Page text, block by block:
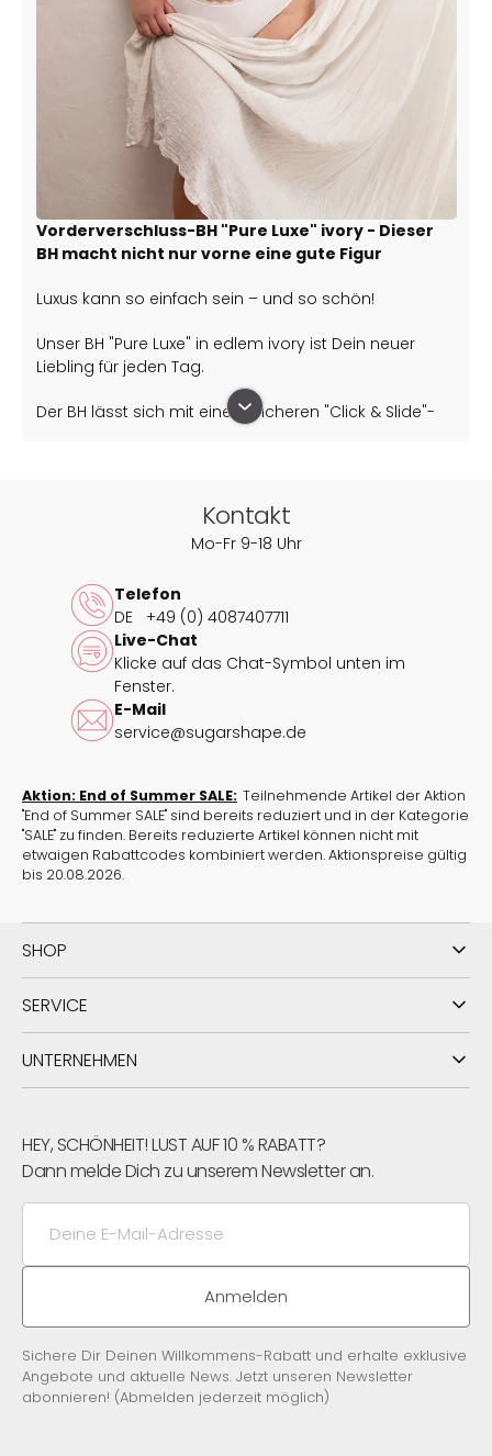
Vorderverschluss-BH "Pure Luxe" ivory - Dieser
BH macht nicht nur vorne eine gute Figur
Luxus kann so einfach sein – und so schön!
Unser BH "Pure Luxe" in edlem ivory ist Dein neuer
Liebling für jeden Tag.
Der BH lässt sich mit einem sicheren "Click & Slide"-
So kannst Du ihn einfach An- und Ausziehen und
auch noch mit Deinem schönen Rücken entzücken.
mit körperlichen Einschränkungen besonders
praktisch.
Vorne besteht der BH aus einem glatten Cup und
lässt sich daher perfekt unter T-Shirts tragen. Die
goldenen Details sind besondere Highlights.
High-Panty Cozy Basic Ivory
High-Waist-Panty Cozy Basic Ivory
High-Waist-Panty Pure Basic Ivory
Panty Basic Ivory
Stöbere durch passende
Nutze unserenGrößenrechner, um Deine richtige
Größe zu ermitteln.
Kontakt
Mo-Fr 9-18 Uhr
Telefon
DE
+49 (0) 4087407711
Live-Chat
Klicke auf das Chat-Symbol unten im
Fenster.
E-Mail
service@sugarshape.de
Aktion: End of Summer SALE: Teilnehmende Artikel der Aktion
"End of Summer SALE" sind bereits reduziert und in der Kategorie
"SALE" zu finden. Bereits reduzierte Artikel können nicht mit
etwaigen Rabattcodes kombiniert werden. Aktionspreise gültig
bis 20.08.2026.
SHOP
SERVICE
UNTERNEHMEN
HEY, SCHÖNHEIT! LUST AUF 10 % RABATT?
Dann melde Dich zu unserem Newsletter an.
Deine
Mail-
Anmelden
Sichere Dir Deinen Willkommens-Rabatt und erhalte exklusive
Angebote und aktuelle News. Jetzt unseren Newsletter
abonnieren! (Abmelden jederzeit möglich)